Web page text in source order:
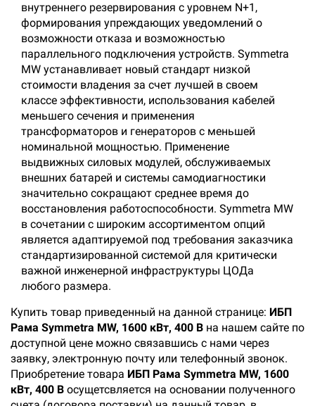
внутреннего резервирования с уровнем N+1,
формирования упреждающих уведомлений о
возможности отказа и возможностью
параллельного подключения устройств. Symmetra
MW устанавливает новый стандарт низкой
стоимости владения за счет лучшей в своем
классе эффективности, использования кабелей
меньшего сечения и применения
трансформаторов и генераторов с меньшей
номинальной мощностью. Применение
выдвижных силовых модулей, обслуживаемых
внешних батарей и системы самодиагностики
значительно сокращают среднее время до
восстановления работоспособности. Symmetra MW
в сочетании с широким ассортиментом опций
является адаптируемой под требования заказчика
стандартизированной системой для критически
важной инженерной инфраструктуры ЦОДа
любого размера.
Купить товар приведенный на данной странице: ИБП
Рама Symmetra MW, 1600 кВт, 400 В на нашем сайте по
доступной цене можно связавшись с нами через
заявку, электронную почту или телефонный звонок.
Приобретение товара ИБП Рама Symmetra MW, 1600
кВт, 400 В осущетсвляется на основании полученного